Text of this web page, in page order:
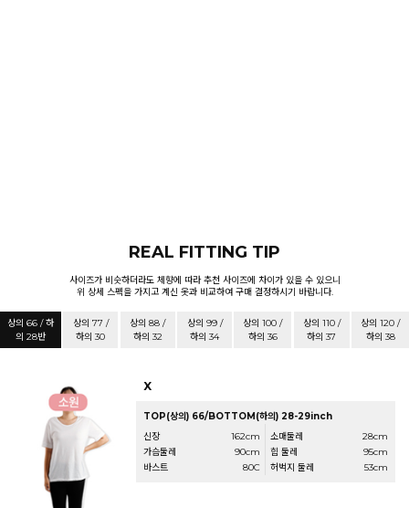
REAL FITTING TIP
사이즈가 비슷하더라도 체향에 따라 추천 사이즈에 차이가 있을 수 있으니
위 상세 스펙을 가지고 계신 옷과 비교하여 구매 결정하시기 바랍니다.
상의 66 / 하
의 28반
상의 77 /
하의 30
상의 88 /
하의 32
상의 99 /
하의 34
상의 100 /
하의 36
상의 110 /
하의 37
상의 120 /
하의 38
X
TOP(상의) 66/BOTTOM(하의) 28-29inch
신장
162cm
가슴둘레
90cm
바스트
80C
소매둘레
28cm
힙 둘레
95cm
허벅지 둘레
53cm